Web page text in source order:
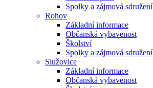
Spolky a zájmová sdružení
Rohov
Základní informace
Občanská vybavenost
Školství
Spolky a zájmová sdružení
Služovice
Základní informace
Občanská vybavenost